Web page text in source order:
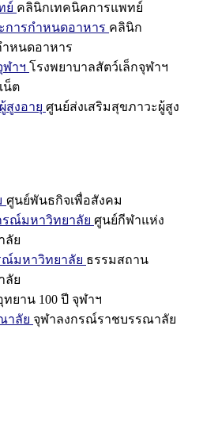
ย์ คลินิกเทคนิคการแพทย์
ารกำหนดอาหาร คลินิก
หนดอาหาร
ฬาฯ โรงพยาบาลสัตว์เล็กจุฬาฯ
น็ต
สูงอายุ ศูนย์ส่งเสริมสุขภาวะผู้สูง
ศูนย์พันธกิจเพื่อสังคม
รณ์มหาวิทยาลัย ศูนย์กีฬาแห่ง
ลัย
ณ์มหาวิทยาลัย ธรรมสถาน
ลัย
ทยาน 100 ปี จุฬาฯ
าลัย จุฬาลงกรณ์ราชบรรณาลัย